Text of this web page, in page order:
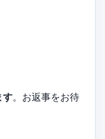
す。お返事をお待